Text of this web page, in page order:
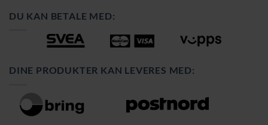
DU KAN BETALE MED:
DINE PRODUKTER KAN LEVERES MED: